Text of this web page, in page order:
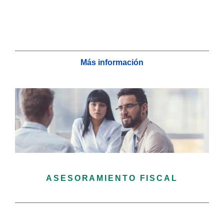
Más información
ASESORAMIENTO FISCAL